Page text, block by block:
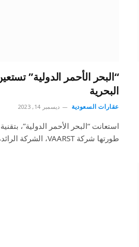
“البحر الأحمر الدولية”
البحرية
عقارات السعودية ديسمبر 14, 2023
طورتها شركة VAARST، الشركة الرائدة في مجال الروبوتات البحرية،…